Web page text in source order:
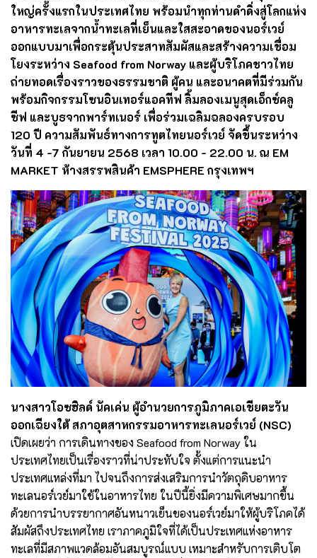
ใหญ่ครั้งแรกในประเทศไทย พร้อมนำทุกท่านดำดิ่งสู่โลกแห่ง
อาหารทะเลจากน้ำทะเลที่เย็นและใสสะอาดของนอร์เวย์
ออกแบบมาเพื่อกระตุ้นประสาทสัมผัสและสร้างความเชื่อม
โยงระหว่าง Seafood from Norway และผู้บริโภคชาวไทย
ถ่ายทอดเรื่องราวของธรรมชาติ ผู้คน และอนาคตที่มีร่วมกัน
พร้อมกิจกรรมโซนอินเทอร์แอคทีฟ ลิ้มลองเมนูสุดเอ็กซ์คลู
ซีฟ และบูธจากพาร์ทเนอร์ เพื่อร่วมเฉลิมฉลองครบรอบ
120 ปี ความสัมพันธ์ทางการทูตไทยนอร์เวย์ จัดขึ้นระหว่าง
วันที่ 4 -7 กันยายน 2568 เวลา 10.00 - 22.00 น. ณ EM
MARKET ห้างสรรพสินค้า EMSPHERE กรุงเทพฯ
นางสาวโอซฮิลด์ นัคเค่น ผู้อำนวยการภูมิภาคเอเชียตะวัน
ออกเฉียงใต้ สภาอุตสาหกรรมอาหารทะเลนอร์เวย์ (NSC)
เปิดเผยว่า การเดินทางของ Seafood from Norway ใน
ประเทศไทยเป็นเรื่องราวที่น่าประทับใจ ตั้งแต่การแนะนำ
ประเทศแหล่งที่มา ไปจนถึงการส่งเสริมการนำวัตถุดิบอาหาร
ทะเลนอร์เวย์มาใช้ในอาหารไทย ในปีนี้ยิ่งมีความพิเศษมากขึ้น
ด้วยการนำบรรยากาศอันหนาวเย็นของนอร์เวย์มาให้ผู้บริโภคได้
สัมผัสถึงประเทศไทย เราภาคภูมิใจที่ได้เป็นประเทศแห่งอาหาร
ทะเลที่มีสภาพแวดล้อมอันสมบูรณ์แบบ เหมาะสำหรับการเติบโต